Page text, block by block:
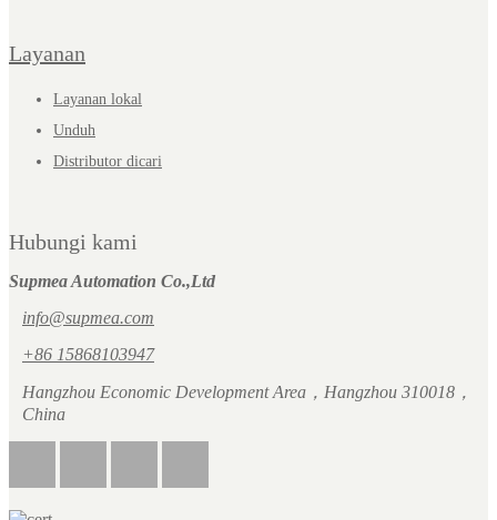
Layanan
Layanan lokal
Unduh
Distributor dicari
Hubungi kami
Supmea Automation Co.,Ltd
info@supmea.com
+86 15868103947
Hangzhou Economic Development Area，Hangzhou 310018，
China